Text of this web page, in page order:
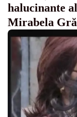
halucinante
Mirabela